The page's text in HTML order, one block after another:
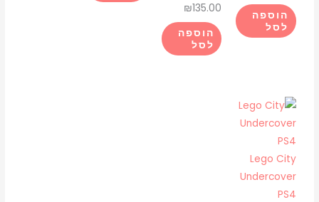
הוספה
לסל
₪135.00
הוספה
לסל
Lego City
Undercover
PS4